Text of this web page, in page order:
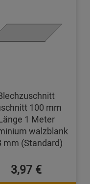
100 mm
1 Meter
walzblank
mm (Standard)
3,97 €